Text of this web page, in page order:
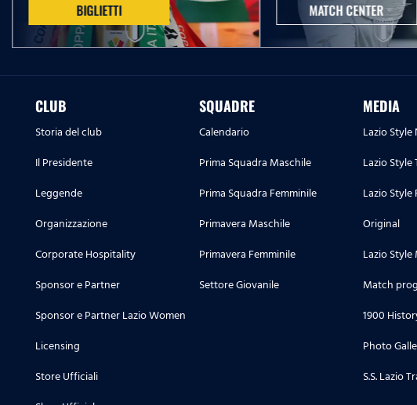
BIGLIETTI
MATCH CENTER
CLUB
Storia del club
Il Presidente
Leggende
Organizzazione
Corporate Hospitality
Sponsor e Partner
Sponsor e Partner Lazio Women
Licensing
Store Ufficiali
SQUADRE
Calendario
Prima Squadra Maschile
Prima Squadra Femminile
Primavera Maschile
Primavera Femminile
Settore Giovanile
MEDIA
Lazio Style
Lazio Style
Lazio Style
Original
Lazio
Match
1900
Photo
S.S. Lazio